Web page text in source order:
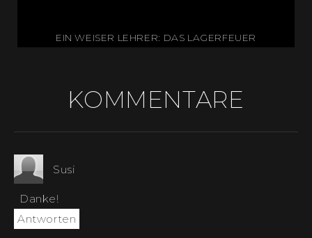
EIN WEISER LEHRER: DAS LAGERFEUER
KOMMENTARE
Susi
Danke!
Antworten